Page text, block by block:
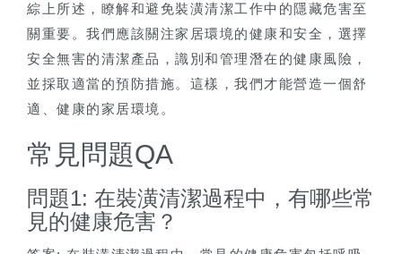
綜上所述，瞭解和避免裝潢清潔工作中的隱藏危害至
關重要。我們應該關注家居環境的健康和安全，選擇
安全無害的清潔產品，識別和管理潛在的健康風險，
並採取適當的預防措施。這樣，我們才能營造一個舒
適、健康的家居環境。
常見問題QA
問題1: 在裝潢清潔過程中，有哪些常
見的健康危害？